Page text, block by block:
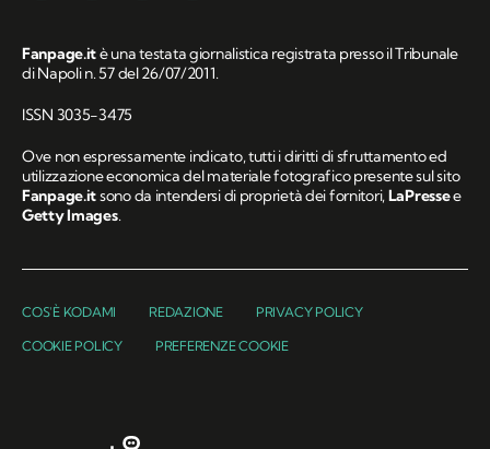
Fanpage.itè una testata giornalistica registrata presso il Tribunale
di Napoli n. 57 del 26/07/2011.
ISSN 3035-3475
Ove non espressamente indicato, tutti i diritti di sfruttamento ed
utilizzazione economica del materiale fotografico presente sul sito
Fanpage.itsono da intendersi di proprietà dei fornitori,LaPressee
Getty Images.
COS'È KODAMI REDAZIONE PRIVACY POLICY
COOKIE POLICY PREFERENZE COOKIE